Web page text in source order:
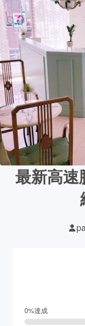
最新高
0%達成